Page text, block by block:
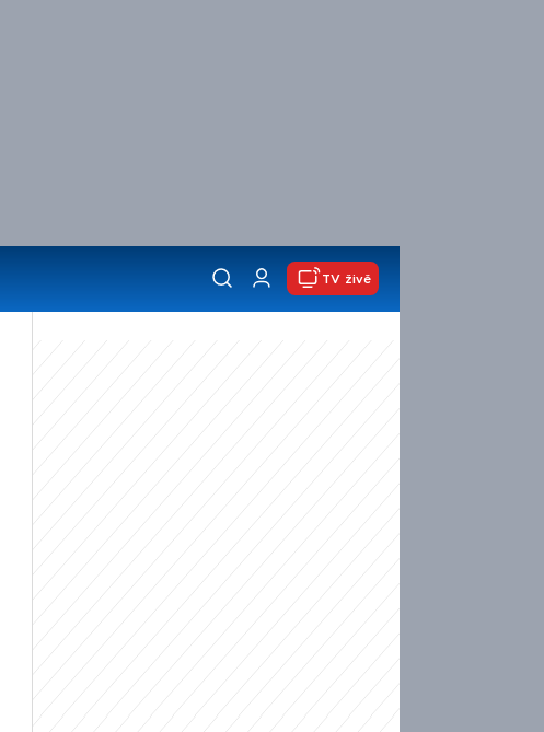
TV živě